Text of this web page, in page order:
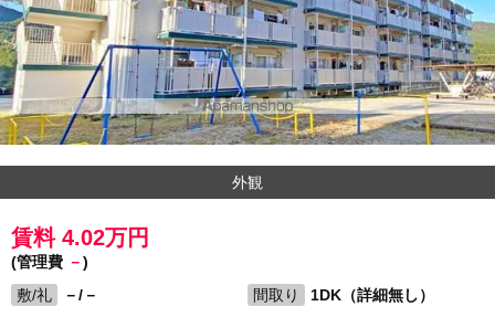
外観
賃料 4.02万円
(管理費 －)
敷/礼
－/－ 間取り
1DK（詳細無し）